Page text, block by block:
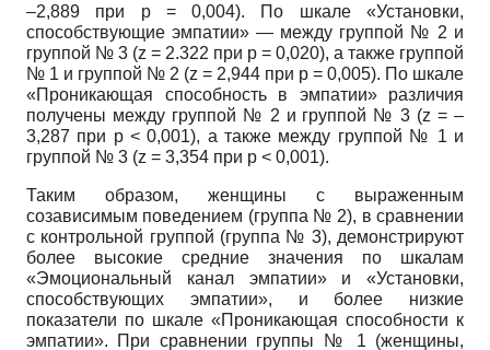
–2,889 при p = 0,004). По шкале «Установки,
способствующие эмпатии» — между группой № 2 и
группой № 3 (z = 2.322 при р = 0,020), а также группой
№ 1 и группой № 2 (z = 2,944 при р = 0,005). По шкале
«Проникающая способность в эмпатии» различия
получены между группой № 2 и группой № 3 (z = –
3,287 при p < 0,001), а также между группой № 1 и
группой № 3 (z = 3,354 при p < 0,001).
Таким образом, женщины с выраженным
созависимым поведением (группа № 2), в сравнении
с контрольной группой (группа № 3), демонстрируют
более высокие средние значения по шкалам
«Эмоциональный канал эмпатии» и «Установки,
способствующих эмпатии», и более низкие
показатели по шкале «Проникающая способности к
эмпатии». При сравнении группы № 1 (женщины,